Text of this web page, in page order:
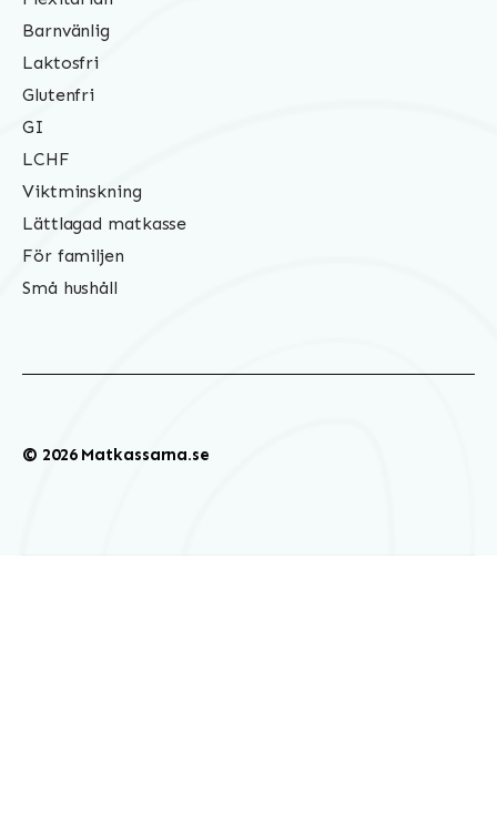
Barnvänlig
Laktosfri
Glutenfri
GI
LCHF
Viktminskning
Lättlagad matkasse
För familjen
Små hushåll
© 2026 Matkassarna.se